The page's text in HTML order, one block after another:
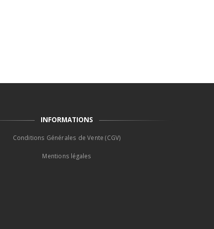
INFORMATIONS
Conditions Générales de Vente (CGV)
Mentions légales